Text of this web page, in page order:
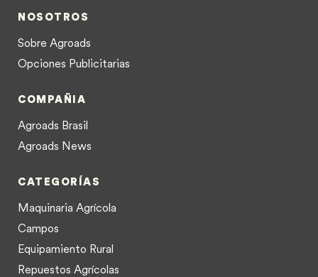
NOSOTROS
Sobre Agroads
Opciones Publicitarias
COMPAÑIA
Agroads Brasil
Agroads News
CATEGORÍAS
Maquinaria Agrícola
Campos
Equipamiento Rural
Repuestos Agrícolas